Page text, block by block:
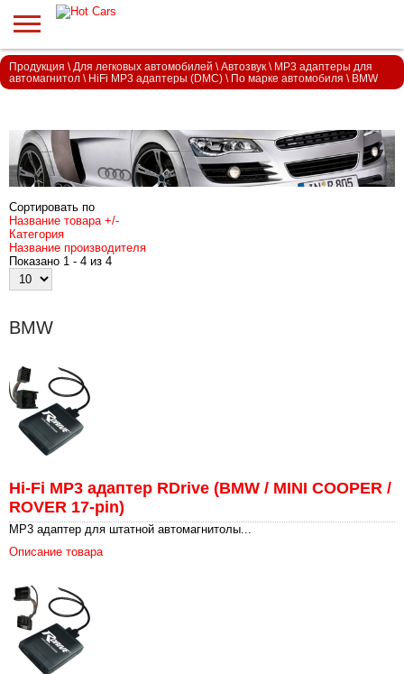
Продукция \ Для легковых автомобилей \ Автозвук \ MP3 адаптеры для
автомагнитол \ HiFi MP3 адаптеры (DMC) \ По марке автомобиля \ BMW
Сортировать по
Название товара +/-
Категория
Название производителя
Показано 1 - 4 из 4
BMW
Hi-Fi MP3 адаптер RDrive (BMW / MINI COOPER /
ROVER 17-pin)
MP3 адаптер для штатной автомагнитолы...
Описание товара